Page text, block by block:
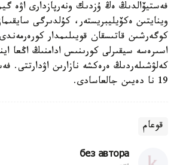
فەستيۆالدىڭ ەڭ ۇزدىك ونەرپازدارى اۋە
وينايتىن ەكۆيليبريستەر، كۇلدىرگى
كوگەرشىن قاتىسقان قويىلىمدار
اسىرەسە سيقىرلى كورىنىس ادامنىڭ اڭعا
كەلۋشىلەردىڭ ەرەكشە نازارىن اۋدارتتى.
19 نا دەيىن جالعاسادى.
قوعام
без автора